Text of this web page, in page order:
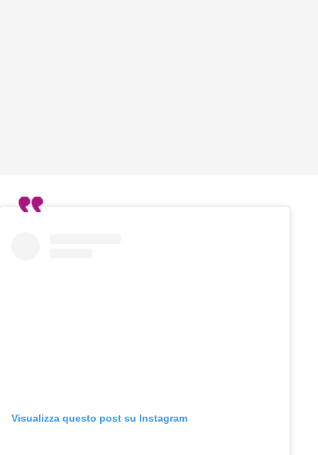
Visualizza questo post su Instagram